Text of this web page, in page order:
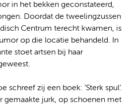
in het bekken geconstateerd,
Doordat de tweelingzussen
Centrum terecht kwamen, is
op die locatie behandeld. In
stoet artsen bij haar
schreef zij een boek: ‘Sterk spul’.
gemaakte jurk, op schoenen met